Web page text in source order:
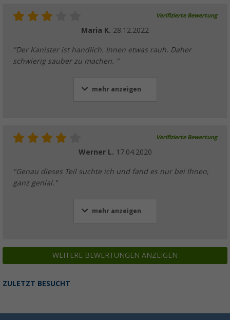
Verifizierte Bewertung
Maria K. 28.12.2022
"Der Kanister ist handlich. Innen etwas rauh. Daher
schwierig sauber zu machen. "
mehr anzeigen
Verifizierte Bewertung
Werner L. 17.04.2020
"Genau dieses Teil suchte ich und fand es nur bei Ihnen,
ganz genial."
mehr anzeigen
WEITERE BEWERTUNGEN ANZEIGEN
ZULETZT BESUCHT